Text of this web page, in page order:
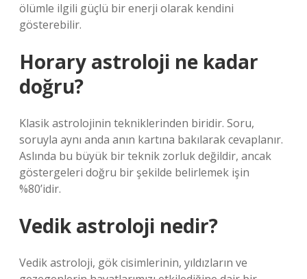
ölümle ilgili güçlü bir enerji olarak kendini
gösterebilir.
Horary astroloji ne kadar
doğru?
Klasik astrolojinin tekniklerinden biridir. Soru,
soruyla aynı anda anın kartına bakılarak cevaplanır.
Aslında bu büyük bir teknik zorluk değildir, ancak
göstergeleri doğru bir şekilde belirlemek işin
%80’idir.
Vedik astroloji nedir?
Vedik astroloji, gök cisimlerinin, yıldızların ve